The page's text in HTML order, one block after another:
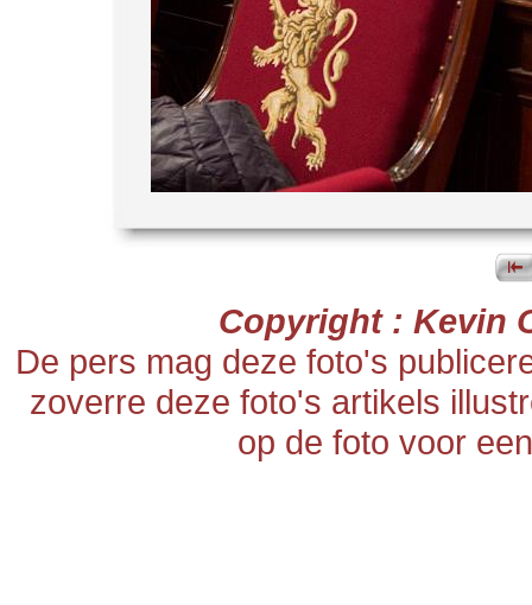
Copyright : Kevin
De pers mag deze foto's
zoverre deze foto's artikels
op de foto voor